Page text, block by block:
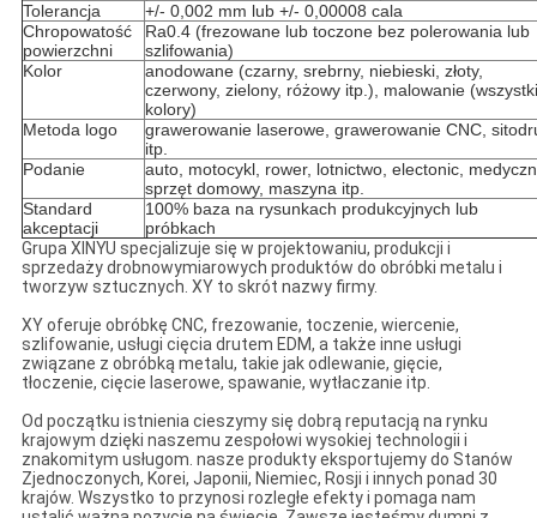
Tolerancja
+/- 0,002 mm lub +/- 0,00008 cala
Chropowatość
powierzchni
Ra0.4 (frezowane lub toczone bez polerowania lub
szlifowania)
Kolor
anodowane (czarny, srebrny, niebieski, złoty,
czerwony, zielony, różowy itp.), malowanie
kolory)
Metoda logo
grawerowanie laserowe, grawerowanie CNC,
itp.
Podanie
auto, motocykl, rower, lotnictwo, electonic,
sprzęt domowy, maszyna itp.
Standard
akceptacji
100% baza na rysunkach produkcyjnych lub
próbkach
Grupa XINYU specjalizuje się w projektowaniu, produkcji i
sprzedaży drobnowymiarowych produktów do obróbki metalu i
tworzyw sztucznych. XY to skrót nazwy firmy.
XY oferuje obróbkę CNC, frezowanie, toczenie, wiercenie,
szlifowanie, usługi cięcia drutem EDM, a także inne usługi
związane z obróbką metalu, takie jak odlewanie, gięcie,
tłoczenie, cięcie laserowe, spawanie, wytłaczanie itp.
Od początku istnienia cieszymy się dobrą reputacją na rynku
krajowym dzięki naszemu zespołowi wysokiej technologii i
znakomitym usługom. nasze produkty eksportujemy do Stanów
Zjednoczonych, Korei, Japonii, Niemiec, Rosji i innych ponad 30
krajów. Wszystko to przynosi rozległe efekty i pomaga nam